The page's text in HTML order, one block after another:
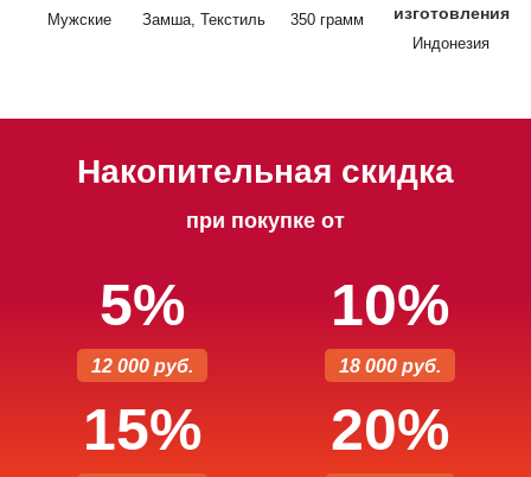
Мужские Замша, Текстиль 350 грамм
изготовления
Индонезия
Накопительная скидка
при покупке от
5%
12 000 руб.
10%
18 000 руб.
15% 20%